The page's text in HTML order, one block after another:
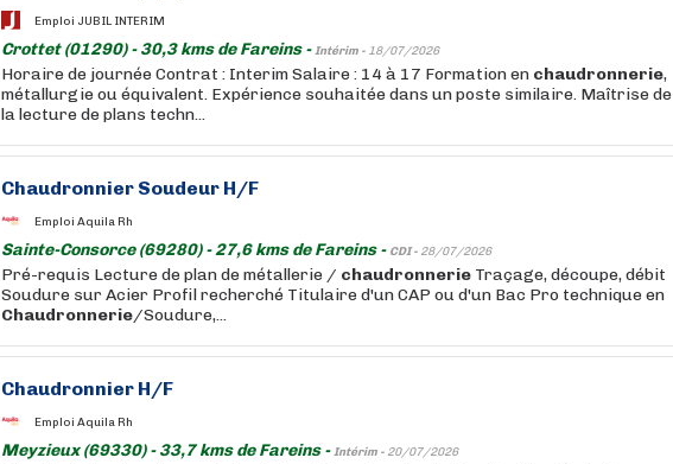
Emploi JUBIL INTERIM
Crottet (01290) - 30,3 kms de Fareins -Intérim - 18/07/2026
Horaire de journée Contrat : Interim Salaire : 14 à 17 Formation en chaudronnerie,
métallurgie ou équivalent. Expérience souhaitée dans un poste similaire. Maîtrise de
la lecture de plans techn...
Chaudronnier Soudeur H/F
Emploi Aquila Rh
Sainte-Consorce (69280) - 27,6 kms de Fareins - CDI - 28/07/2026
Pré-requis Lecture de plan de métallerie / chaudronnerie Traçage, découpe, débit
Soudure sur Acier Profil recherché Titulaire d'un CAP ou d'un Bac Pro technique en
Chaudronnerie/Soudure,...
Chaudronnier H/F
Emploi Aquila Rh
Meyzieux (69330) - 33,7 kms de Fareins -Intérim - 20/07/2026